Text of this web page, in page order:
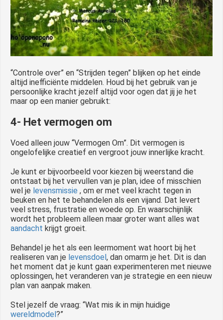
“Controle over” en “Strijden tegen” blijken op het einde
altijd inefficiënte middelen. Houd bij het gebruik van je
persoonlijke kracht jezelf altijd voor ogen dat jij je het
maar op een manier gebruikt:
4- Het vermogen om
Voed alleen jouw “Vermogen Om”. Dit vermogen is
ongelofelijke creatief en vergroot jouw innerlijke kracht.
Je kunt er bijvoorbeeld voor kiezen bij weerstand die
ontstaat bij het vervullen van je plan, idee of misschien
wel je levensmissie , om er met veel kracht tegen in
beuken en het te behandelen als een vijand. Dat levert
veel stress, frustratie en woede op. En waarschijnlijk
wordt het probleem alleen maar groter want alles wat
aandacht krijgt groeit.
Behandel je het als een leermoment wat hoort bij het
realiseren van je levensdoel , dan omarm je het. Dit is dan
het moment dat je kunt gaan experimenteren met nieuwe
oplossingen, het veranderen van je strategie en een nieuw
plan van aanpak maken.
Stel jezelf de vraag: “Wat mis ik in mijn huidige
wereldmodel ?”